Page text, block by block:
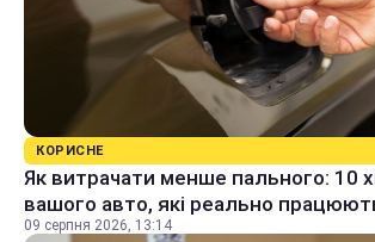
КОРИСНЕ
Як витрачати менше пального: 10
вашого авто, які реально
09 серпня 2026, 13:14